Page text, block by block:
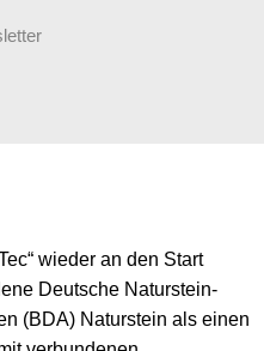
wieder an den Start
Deutsche Naturstein-
(BDA) Naturstein als einen